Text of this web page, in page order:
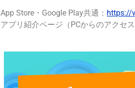
App Store・Google Play共通： https://
アプリ紹介ページ（PCからのアクセス